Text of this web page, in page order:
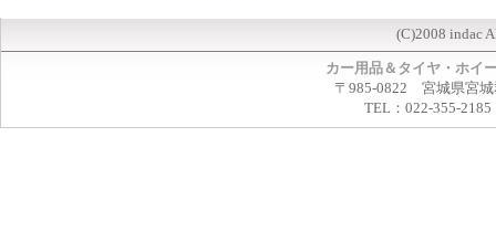
(C)2008 indac
カー用品＆タイヤ・ホイ
〒985-0822 宮城県宮城
TEL：022-355-